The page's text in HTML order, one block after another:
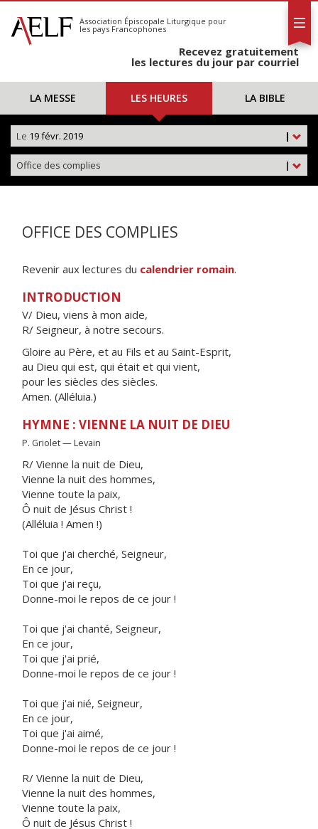
S'abonner
Calendrier
Association Épiscopale Liturgique pour
les pays Francophones
Recevez gratuitement
les lectures du jour par courriel
LA MESSE LES HEURES LA BIBLE
|
Le 19 févr. 2019
|
Office des complies
OFFICE DES COMPLIES
Revenir aux lectures du calendrier romain.
INTRODUCTION
V/ Dieu, viens à mon aide,
R/ Seigneur, à notre secours.
Gloire au Père, et au Fils et au Saint-Esprit,
au Dieu qui est, qui était et qui vient,
pour les siècles des siècles.
Amen. (Alléluia.)
HYMNE : VIENNE LA NUIT DE DIEU
P. Griolet — Levain
R/ Vienne la nuit de Dieu,
Vienne la nuit des hommes,
Vienne toute la paix,
Ô nuit de Jésus Christ !
(Alléluia ! Amen !)
Toi que j'ai cherché, Seigneur,
En ce jour,
Toi que j'ai reçu,
Donne-moi le repos de ce jour !
Toi que j'ai chanté, Seigneur,
En ce jour,
Toi que j'ai prié,
Donne-moi le repos de ce jour !
Toi que j'ai nié, Seigneur,
En ce jour,
Toi que j'ai aimé,
Donne-moi le repos de ce jour !
R/ Vienne la nuit de Dieu,
Vienne la nuit des hommes,
Vienne toute la paix,
Ô nuit de Jésus Christ !